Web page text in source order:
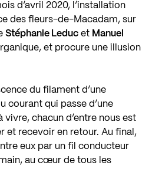
d’avril 2020, l’installation
des fleurs-de-Macadam, sur
Stéphanie Leduc et Manuel
et procure une illusion
du filament d’une
courant qui passe d’une
vivre, chacun d’entre nous est
et recevoir en retour. Au final,
eux par un fil conducteur
au cœur de tous les